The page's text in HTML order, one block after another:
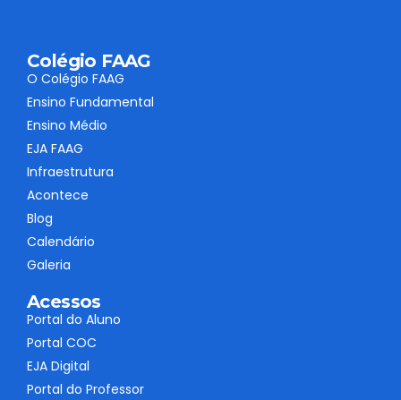
Colégio FAAG
O Colégio FAAG
Ensino Fundamental
Ensino Médio
EJA FAAG
Infraestrutura
Acontece
Blog
Calendário
Galeria
Acessos
Portal do Aluno
Portal COC
EJA Digital
Portal do Professor